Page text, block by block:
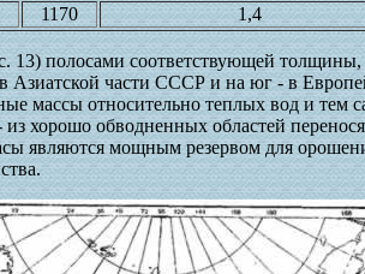
1170 1,4
полосами соответствующей
Азиатской части СССР и на юг - в
массы относительно теплых вод и тем
обводненных областей
являются мощным резервом для